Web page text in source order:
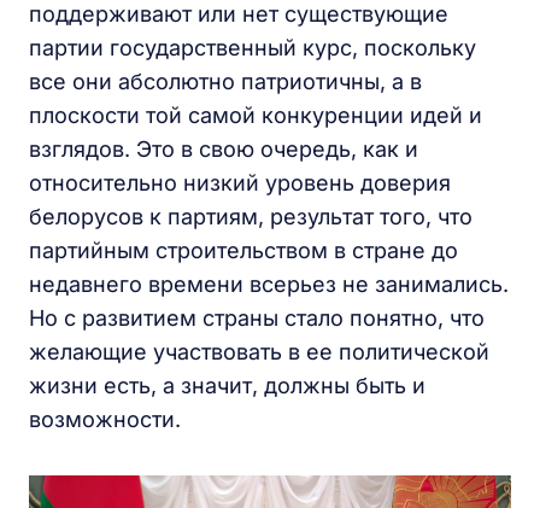
поддерживают или нет существующие
партии государственный курс, поскольку
все они абсолютно патриотичны, а в
плоскости той самой конкуренции идей и
взглядов. Это в свою очередь, как и
относительно низкий уровень доверия
белорусов к партиям, результат того, что
партийным строительством в стране до
недавнего времени всерьез не занимались.
Но с развитием страны стало понятно, что
желающие участвовать в ее политической
жизни есть, а значит, должны быть и
возможности.